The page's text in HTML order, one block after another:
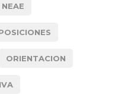
NEAE
ORIENTACION